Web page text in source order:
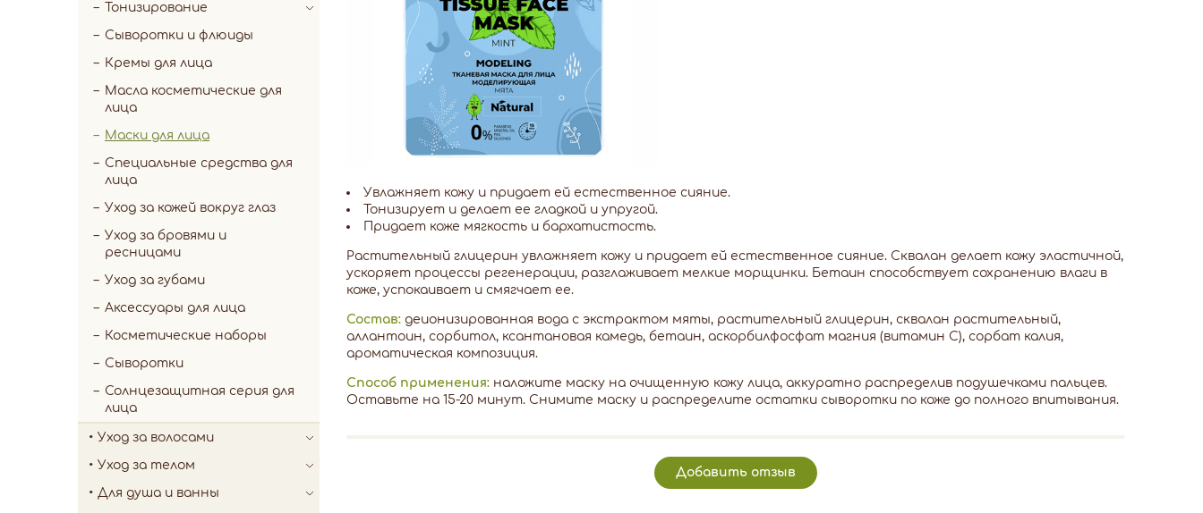
Тонизирование
Сыворотки и флюиды
Кремы для лица
Масла косметические для
лица
Маски для лица
Специальные средства для
лица
Уход за кожей вокруг глаз
Уход за бровями и
ресницами
Уход за губами
Аксессуары для лица
Косметические наборы
Сыворотки
Солнцезащитная серия для
лица
Уход за волосами
Уход за телом
Для душа и ванны
Увлажняет кожу и придает ей естественное сияние.
Тонизирует и делает ее гладкой и упругой.
Придает коже мягкость и бархатистость.
Растительный глицерин увлажняет кожу и придает ей естественное сияние. Сквалан делает кожу эластичной,
ускоряет процессы регенерации, разглаживает мелкие морщинки. Бетаин способствует сохранению влаги в
коже, успокаивает и смягчает ее.
Состав: деионизированная вода с экстрактом мяты, растительный глицерин, сквалан растительный,
аллантоин, сорбитол, ксантановая камедь, бетаин, аскорбилфосфат магния (витамин С), сорбат калия,
ароматическая композиция.
Способ применения: наложите маску на очищенную кожу лица, аккуратно распределив подушечками пальцев.
Оставьте на 15-20 минут. Снимите маску и распределите остатки сыворотки по коже до полного впитывания.
Добавить отзыв